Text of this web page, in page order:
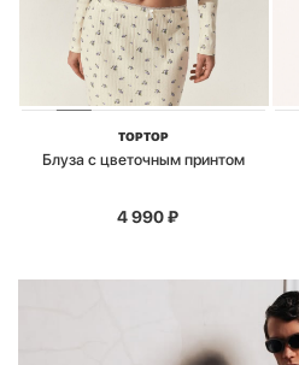
TOPTOP
Блуза с цветочным принтом
4 990₽